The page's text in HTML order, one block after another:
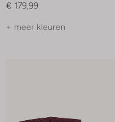
€ 179,99
+ meer kleuren